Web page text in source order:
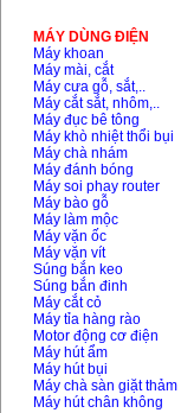
MÁY DÙNG ĐIỆN
Máy khoan
Máy mài, cắt
Máy cưa gỗ, sắt,..
Máy cắt sắt, nhôm,..
Máy đục bê tông
Máy khò nhiệt thổi bụi
Máy chà nhám
Máy đánh bóng
Máy soi phay router
Máy bào gỗ
Máy làm mộc
Máy vặn ốc
Máy vặn vít
Súng bắn keo
Súng bắn đinh
Máy cắt cỏ
Máy tỉa hàng rào
Motor động cơ điện
Máy hút ẩm
Máy hút bụi
Máy chà sàn giặt thảm
Máy hút chân không